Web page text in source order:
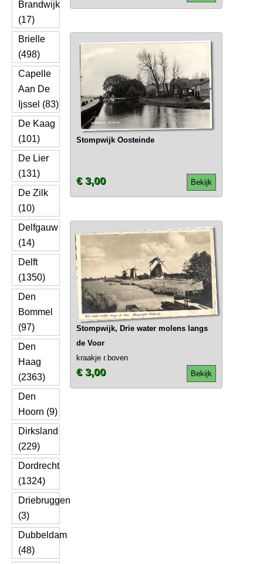
Brandwijk
(17)
Brielle
(498)
Capelle
Aan De
Ijssel (83)
De Kaag
(101)
De Lier
(131)
De Zilk
(10)
Delfgauw
(14)
Delft
(1350)
Den
Bommel
(97)
Den
Haag
(2363)
Den
Hoorn (9)
Dirksland
(229)
Dordrecht
(1324)
Driebruggen
(3)
Dubbeldam
(48)
Stompwijk Oosteinde
Bekijk
€ 3,00
Stompwijk, Drie water molens langs
de Voor
kraakje r.boven
Bekijk
€ 3,00